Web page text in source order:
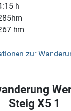
h
hm
zur
Steig X5 1